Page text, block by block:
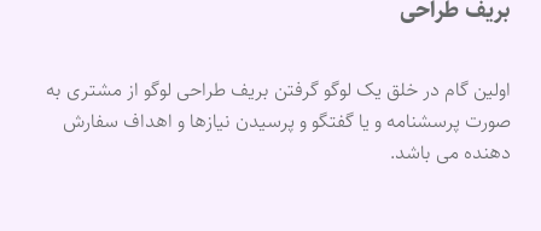
بریف طراحی
اولین گام در خلق یک لوگو گرفتن بریف طراحی لوگو از مشتری به
صورت پرسشنامه و یا گفتگو و پرسیدن نیازها و اهداف سفارش
دهنده می باشد.